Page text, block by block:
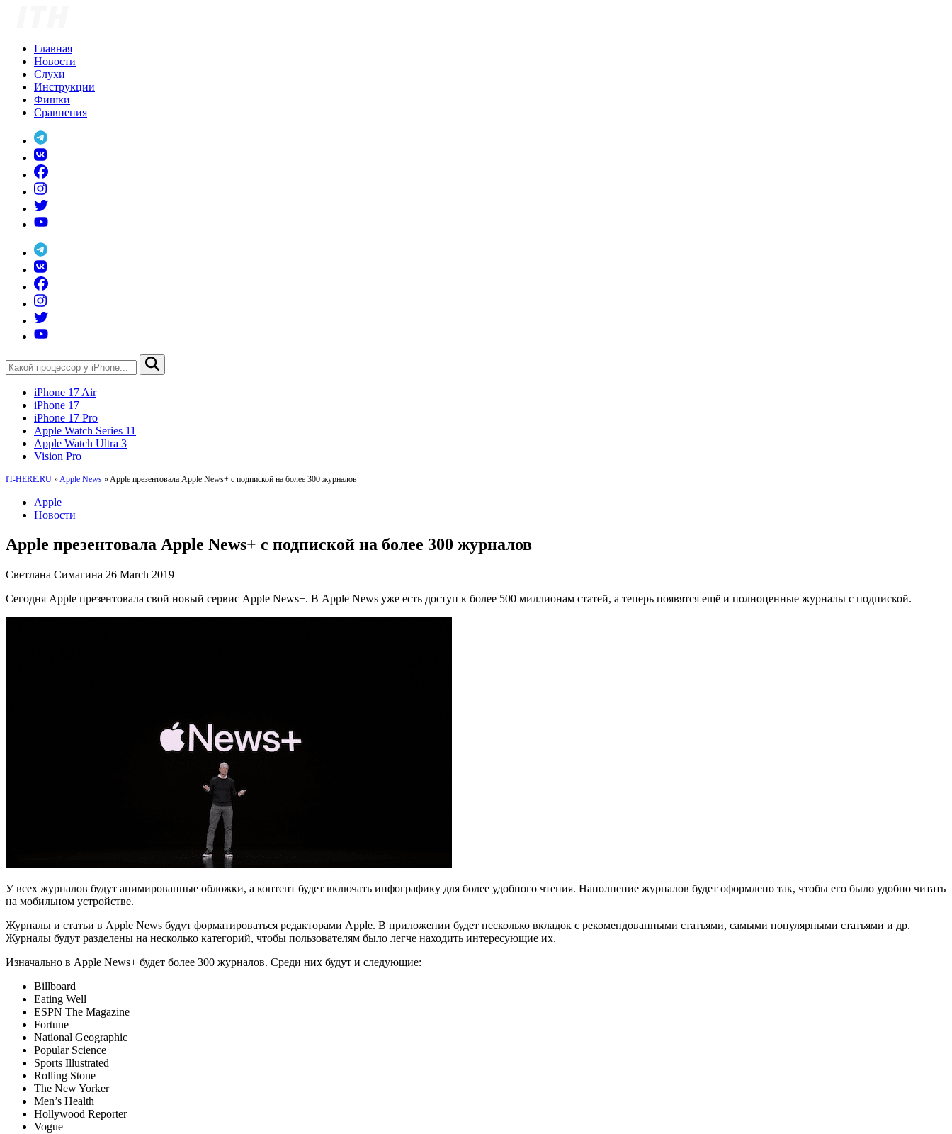
Главная
Новости
Слухи
Инструкции
Фишки
Сравнения
iPhone 17 Air
iPhone 17
iPhone 17 Pro
Apple Watch Series 11
Apple Watch Ultra 3
Vision Pro
IT-HERE.RU » Apple News » Apple презентовала Apple News+ с подпиской на более 300 журналов
Apple
Новости
Apple презентовала Apple News+ с подпиской на более 300 журналов
Светлана Симагина 26 March 2019
Сегодня Apple презентовала свой новый сервис Apple News+. В Apple News уже есть доступ к более 500 миллионам статей, а теперь появятся ещё и полноценные журналы с подпиской.
У всех журналов будут анимированные обложки, а контент будет включать инфографику для более удобного чтения. Наполнение журналов будет оформлено так, чтобы его было удобно читать
на мобильном устройстве.
Журналы и статьи в Apple News будут форматироваться редакторами Apple. В приложении будет несколько вкладок с рекомендованными статьями, самыми популярными статьями и др.
Журналы будут разделены на несколько категорий, чтобы пользователям было легче находить интересующие их.
Изначально в Apple News+ будет более 300 журналов. Среди них будут и следующие:
Billboard
Eating Well
ESPN The Magazine
Fortune
National Geographic
Popular Science
Sports Illustrated
Rolling Stone
The New Yorker
Men’s Health
Hollywood Reporter
Vogue